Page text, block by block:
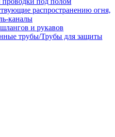
распространению огня,
каналы
и рукавов
трубы/Трубы для защиты